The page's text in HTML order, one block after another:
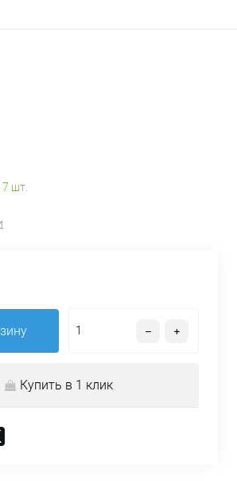
7 шт.
Купить в 1 клик